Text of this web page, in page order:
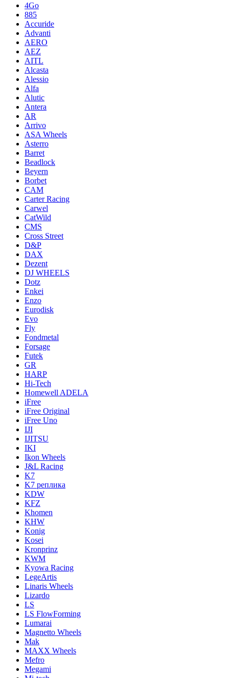
4Go
885
Accuride
Advanti
AERO
AEZ
AITL
Alcasta
Alessio
Alfa
Alutic
Antera
AR
Arrivo
ASA Wheels
Asterro
Barret
Beadlock
Beyern
Borbet
CAM
Carter Racing
Carwel
CatWild
CMS
Cross Street
D&P
DAX
Dezent
DJ WHEELS
Dotz
Enkei
Enzo
Eurodisk
Evo
Fly
Fondmetal
Forsage
Futek
GR
HARP
Hi-Tech
Homewell ADELA
iFree
iFree Original
iFree Uno
IJI
IJITSU
IKI
Ikon Wheels
J&L Racing
K7
K7 реплика
KDW
KFZ
Khomen
KHW
Konig
Kosei
Kronprinz
KWM
Kyowa Racing
LegeArtis
Linaris Wheels
Lizardo
LS
LS FlowForming
Lumarai
Magnetto Wheels
Mak
MAXX Wheels
Mefro
Megami